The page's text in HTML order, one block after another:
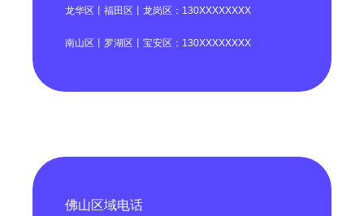
龙华区丨福田区丨龙岗区：130XXXXXXXX
南山区丨罗湖区丨宝安区：130XXXXXXXX
佛山区域电话